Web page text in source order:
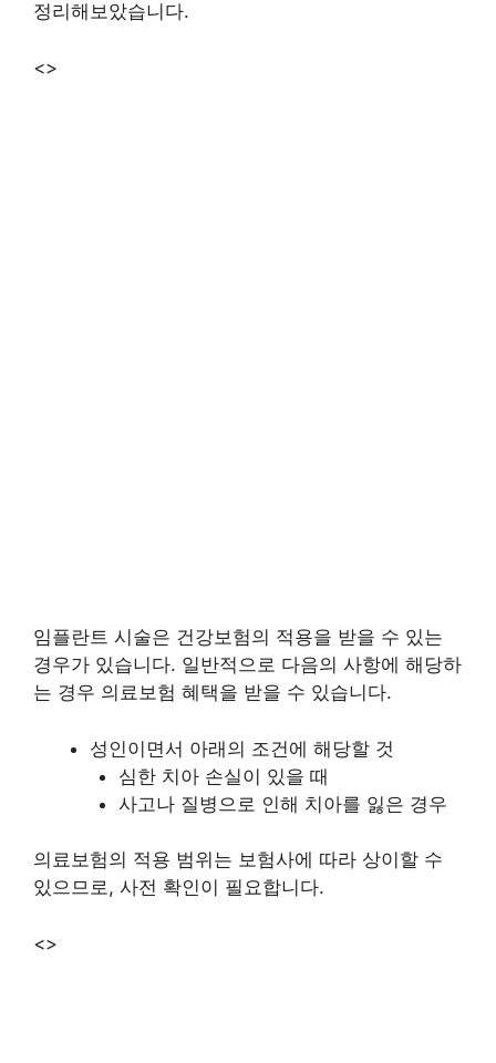
정리해보았습니다.
<>
임플란트 시술은 건강보험의 적용을 받을 수 있는
경우가 있습니다. 일반적으로 다음의 사항에 해당하
는 경우 의료보험 혜택을 받을 수 있습니다.
성인이면서 아래의 조건에 해당할 것
심한 치아 손실이 있을 때
사고나 질병으로 인해 치아를 잃은 경우
의료보험의 적용 범위는 보험사에 따라 상이할 수
있으므로, 사전 확인이 필요합니다.
<>